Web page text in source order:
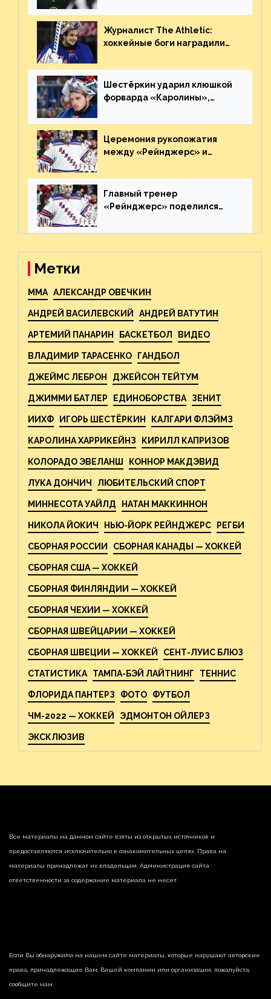
Украине
Журналист The Athletic:
хоккейные боги наградили
великолепную игру
Шестёркин ударил клюшкой
форварда «Каролины»,
пятаке. Видео
Церемония рукопожатия
между «Рейнджерс» и
матча плей-офф. Видео
Главный тренер
«Рейнджерс» поделился
предстоящего финала
Метки
MMA АЛЕКСАНДР ОВЕЧКИН
АНДРЕЙ ВАСИЛЕВСКИЙ АНДРЕЙ ВАТУТИН
АРТЕМИЙ ПАНАРИН БАСКЕТБОЛ ВИДЕО
ВЛАДИМИР ТАРАСЕНКО ГАНДБОЛ
ДЖЕЙМС ЛЕБРОН ДЖЕЙСОН ТЕЙТУМ
ДЖИММИ БАТЛЕР ЕДИНОБОРСТВА ЗЕНИТ
ИИХФ ИГОРЬ ШЕСТЁРКИН КАЛГАРИ ФЛЭЙМЗ
КАРОЛИНА ХАРРИКЕЙНЗ КИРИЛЛ КАПРИЗОВ
КОЛОРАДО ЭВЕЛАНШ КОННОР МАКДЭВИД
ЛУКА ДОНЧИЧ ЛЮБИТЕЛЬСКИЙ СПОРТ
МИННЕСОТА УАЙЛД НАТАН МАККИННОН
НИКОЛА ЙОКИЧ НЬЮ-ЙОРК РЕЙНДЖЕРС РЕГБИ
СБОРНАЯ РОССИИ СБОРНАЯ КАНАДЫ — ХОККЕЙ
СБОРНАЯ США — ХОККЕЙ
СБОРНАЯ ФИНЛЯНДИИ — ХОККЕЙ
СБОРНАЯ ЧЕХИИ — ХОККЕЙ
СБОРНАЯ ШВЕЙЦАРИИ — ХОККЕЙ
СБОРНАЯ ШВЕЦИИ — ХОККЕЙ СЕНТ-ЛУИС БЛЮЗ
СТАТИСТИКА ТАМПА-БЭЙ ЛАЙТНИНГ ТЕННИС
ФЛОРИДА ПАНТЕРЗ ФОТО ФУТБОЛ
ЧМ-2022 — ХОККЕЙ ЭДМОНТОН ОЙЛЕРЗ
ЭКСКЛЮЗИВ
Все материалы на данном сайте взяты из открытых источников и
предоставляются исключительно в ознакомительных целях. Права на
материалы принадлежат их владельцам. Администрация сайта
ответственности за содержание материала не несет.
Если Вы обнаружили на нашем сайте материалы, которые нарушают авторские
права, принадлежащие Вам, Вашей компании или организации, пожалуйста,
сообщите нам.